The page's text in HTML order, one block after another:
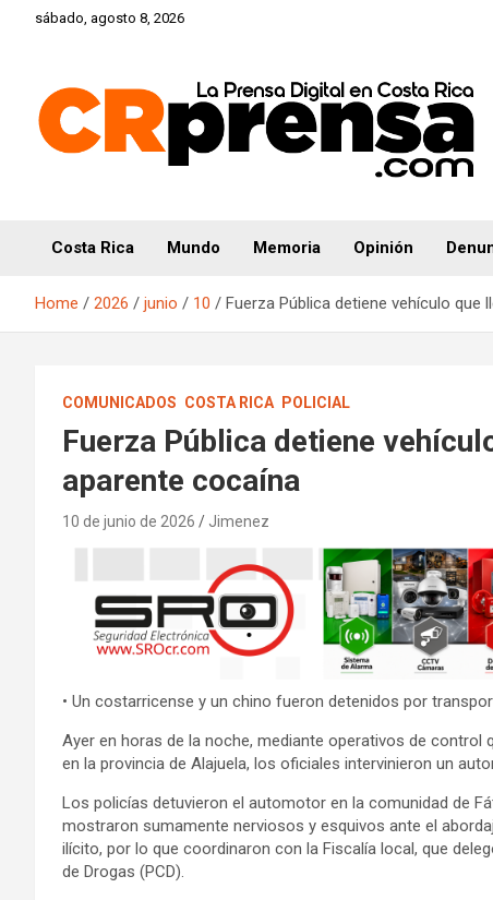
sábado, agosto 8, 2026
Costa Rica Mundo Memoria Opinión
Home 2026 junio 10 Fuerza Pública detiene vehículo que
COMUNICADOS COSTA RICA POLICIAL
Fuerza Pública detiene
aparente cocaína
10 de junio de 2026 Jimenez
• Un costarricense y un chino fueron detenidos por
Ayer en horas de la noche, mediante operativos de
en la provincia de Alajuela, los oficiales intervinieron un
Los policías detuvieron el automotor en la comunidad de
mostraron sumamente nerviosos y esquivos ante el
ilícito, por lo que coordinaron con la Fiscalía local, que
de Drogas (PCD).